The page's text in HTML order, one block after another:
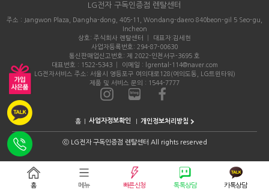
LG전자 구독인증점 렌탈센터
주소 : Jangwon Plaza, Dangha-dong, 405-11, Wondang-daero 840beon-gil 5 Seo-gu,
Incheon
상호: 주식회사 렌탈센터 │ 대표자:김세현
사업자등록번호: 294-87-00630
통신판매업신고번호: 제 2022-인천서구-3695 호
대표번호 : 1522-5343 │ 이메일 : lgrental-114@naver.com
LG전자서비스 주소: 서울시 영등포구 여의대로128(여의도동, LG트윈타워)
제품 및 서비스 문의 : 1544-7777
홈 개인정보처리방침
ⓒLG전자 구독인증점 렌탈센터 All rights reserved
홈 메뉴 빠른신청 톡톡상담 카톡상담